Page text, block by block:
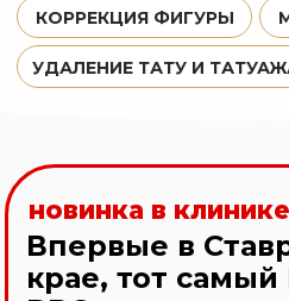
Лазерное омоложение
пигментных
пятен
Удаление всех
видов татуажа и
татуировок и
коррекции кожи.